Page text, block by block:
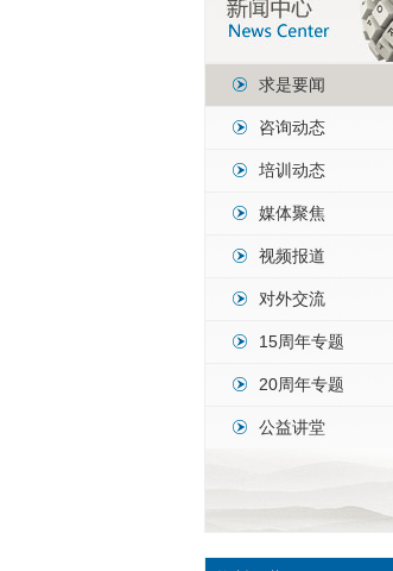
求是要闻
咨询动态
培训动态
媒体聚焦
视频报道
对外交流
15周年专题
20周年专题
公益讲堂